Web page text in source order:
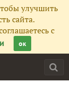
улучшить
сайта.
с
ок